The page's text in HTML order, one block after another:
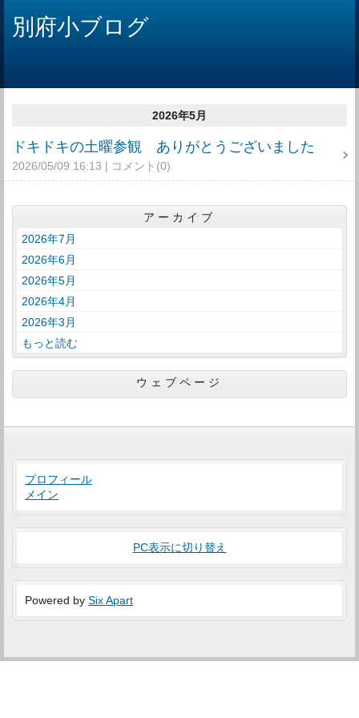
別府小ブログ
2026年5月
ドキドキの土曜参観 ありがとうございました
2026/05/09 16:13 コメント(0)
アーカイブ
2026年7月
2026年6月
2026年5月
2026年4月
2026年3月
もっと読む
ウェブページ
プロフィール
メイン
PC表示に切り替え
Powered by Six Apart